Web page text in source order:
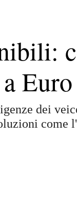
dei
come